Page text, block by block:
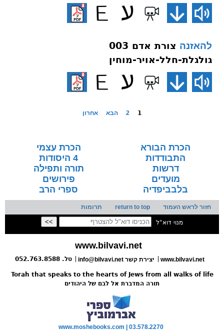
להאזנה
צורת אדם 003
גולגלת-חלל-אויר-מוחין
1
2 הבא אחרון
הכרת הבורא
הכרת עצמי
התבודדות
4 היסודות
דרשות
תורה ותפילה
מועדים
פירושים
בלבביפדיה
ספרי הרב
חזור לראש העמוד return to top תרומות
מנוי דוא"ל
www.bilvavi.net
www.bilvavi.net info@bilvavi.net יצירת קשר טל. 052.763.8588
Torah that speaks to the hearts of Jews from all walks of life
תורה המדברת אל לבם של היהודים
www.moshebooks.com | 03.578.2270